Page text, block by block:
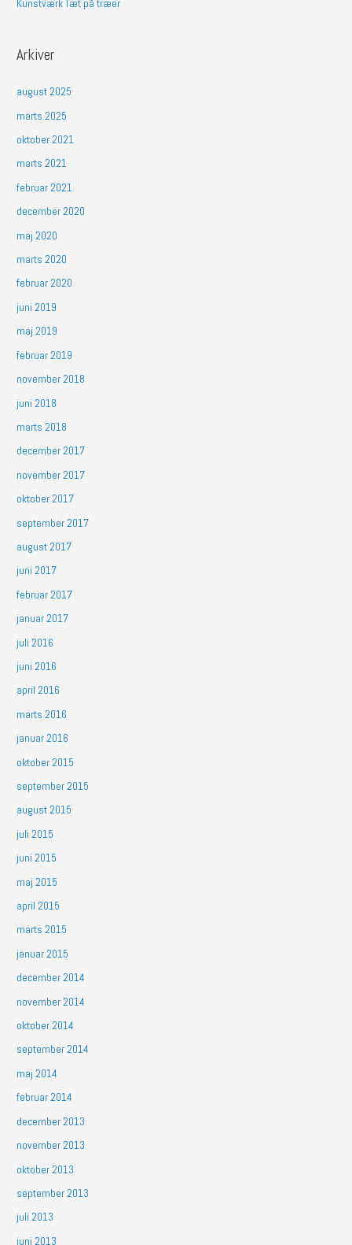
Kunstværk Tæt på træer
Arkiver
august 2025
marts 2025
oktober 2021
marts 2021
februar 2021
december 2020
maj 2020
marts 2020
februar 2020
juni 2019
maj 2019
februar 2019
november 2018
juni 2018
marts 2018
december 2017
november 2017
oktober 2017
september 2017
august 2017
juni 2017
februar 2017
januar 2017
juli 2016
juni 2016
april 2016
marts 2016
januar 2016
oktober 2015
september 2015
august 2015
juli 2015
juni 2015
maj 2015
april 2015
marts 2015
januar 2015
december 2014
november 2014
oktober 2014
september 2014
maj 2014
februar 2014
december 2013
november 2013
oktober 2013
september 2013
juli 2013
juni 2013